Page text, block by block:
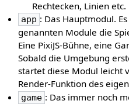
Rechtecken, Linien etc.
app : Das Hauptmodul.
genannten Module die
Eine PixiJS-Bühne, eine
Sobald die Umgebung
startet diese Modul leicht
Render-Funktion des
game : Das immer noch